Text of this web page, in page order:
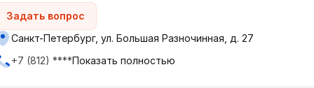
Задать вопрос
Санкт-Петербург, ул. Большая Разночинная, д. 27
+7 (812) ****Показать полностью